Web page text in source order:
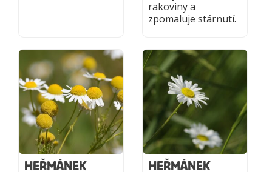
rakoviny a
zpomaluje stárnutí.
HEŘMÁNEK
HEŘMÁNEK